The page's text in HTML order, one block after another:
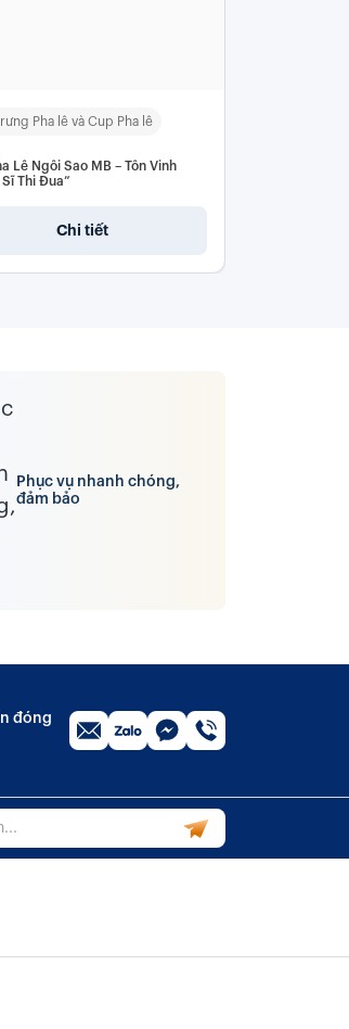
Pha lê và Cup Pha lê
Lê Ngôi Sao MB – Tôn Vinh
Sĩ Thi Đua”
Chi tiết
Phục vụ nhanh chóng,
đảm bảo
đóng